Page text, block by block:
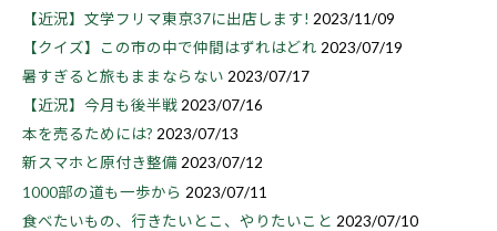
【近況】文学フリマ東京37に出店します! 2023/11/09
【クイズ】この市の中で仲間はずれはどれ 2023/07/19
暑すぎると旅もままならない 2023/07/17
【近況】今月も後半戦 2023/07/16
本を売るためには? 2023/07/13
新スマホと原付き整備2023/07/12
1000部の道も一歩から 2023/07/11
食べたいもの、行きたいとこ、やりたいこと 2023/07/10